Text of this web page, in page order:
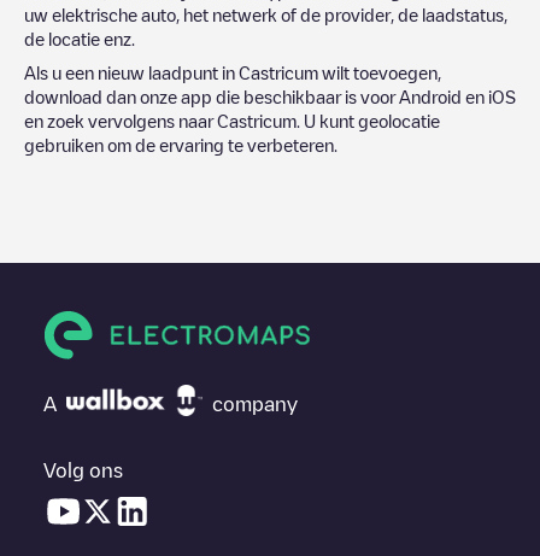
uw elektrische auto, het netwerk of de provider, de laadstatus,
de locatie enz.
Als u een nieuw laadpunt in Castricum wilt toevoegen,
download dan onze app die beschikbaar is voor Android en iOS
en zoek vervolgens naarCastricum . U kunt geolocatie
gebruiken om de ervaring te verbeteren.
A company
Volg ons